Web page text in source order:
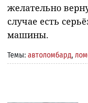
желательно
случае есть
машины.
Темы: автоломбард,